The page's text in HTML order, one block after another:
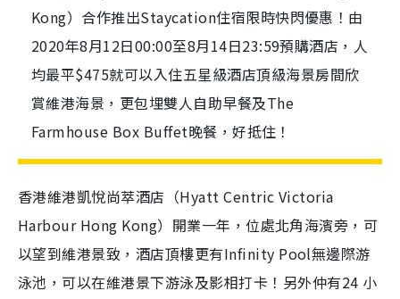
Kong）合作推出Staycation住宿限時快閃優惠！由
2020年8月12日00:00至8月14日23:59預購酒店，人
均最平$475就可以入住五星級酒店頂級海景房間欣
賞維港海景，更包埋雙人自助早餐及The
Farmhouse Box Buffet晚餐，好抵住！
香港維港凱悅尚萃酒店（Hyatt Centric Victoria
Harbour Hong Kong）開業一年，位處北角海濱旁，可
以望到維港景致，酒店頂樓更有Infinity Pool無邊際游
泳池，可以在維港景下游泳及影相打卡！另外仲有24 小